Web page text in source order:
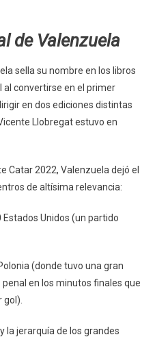
de Valenzuela
sella su nombre en los libros
al convertirse en el primer
en dos ediciones distintas
Llobregat estuvo en
Catar 2022, Valenzuela dejó el
de altísima relevancia:
Estados Unidos (un partido
(donde tuvo una gran
en los minutos finales que
la jerarquía de los grandes